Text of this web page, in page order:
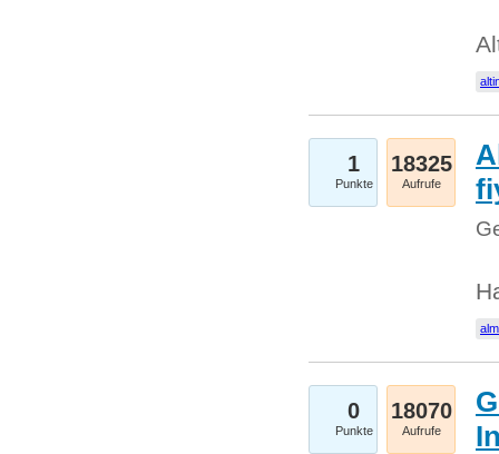
1
Punkte
18325
Aufrufe
0
Punkte
18070
Aufrufe